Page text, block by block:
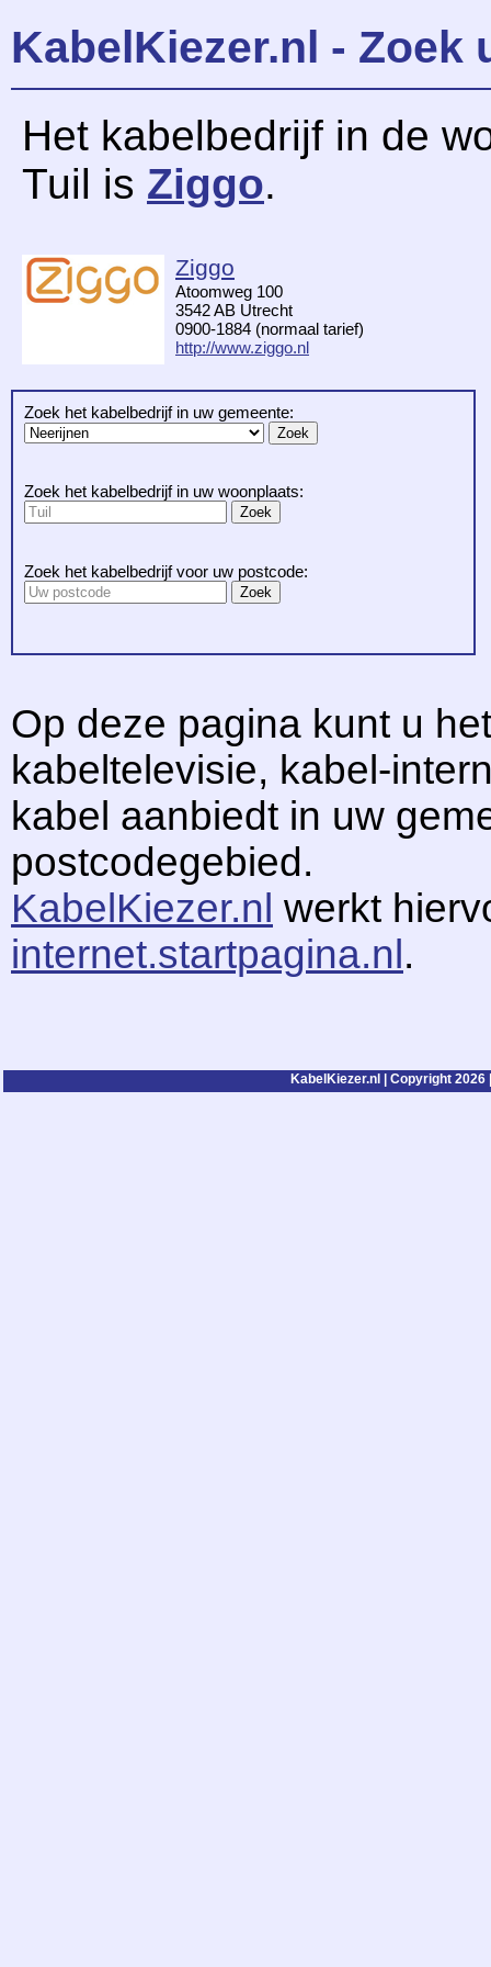
KabelKiezer.nl - Zoek
Het kabelbedrijf in de
Tuil is Ziggo.
Ziggo
Atoomweg 100
3542 AB Utrecht
0900-1884 (normaal tarief)
http://www.ziggo.nl
Zoek het kabelbedrijf in uw gemeente:
Zoek het kabelbedrijf in uw woonplaats:
Zoek het kabelbedrijf voor uw postcode:
Op deze pagina kunt u
kabeltelevisie, kabel-
kabel aanbiedt in uw
postcodegebied.
KabelKiezer.nl werkt
internet.startpagina.nl.
KabelKiezer.nl | Copyright 2026